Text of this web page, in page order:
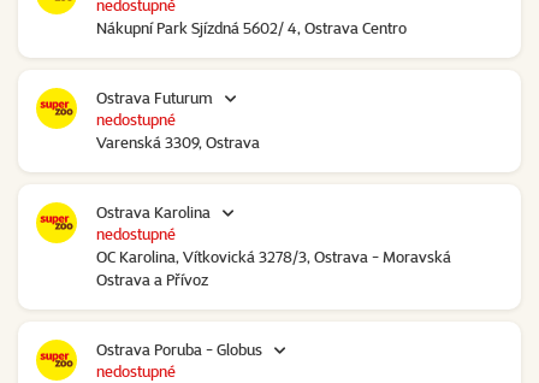
Nákupní Park Sjízdná 5602/ 4, Ostrava Centro
nedostupné
Ostrava Futurum
Varenská 3309, Ostrava
nedostupné
Ostrava Karolina
OC Karolina, Vítkovická 3278/3, Ostrava - Moravská
Ostrava a Přívoz
nedostupné
Ostrava Poruba - Globus
nedostupné